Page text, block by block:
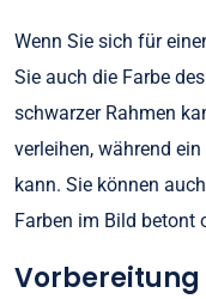
Wenn Sie sich für
Sie auch die Farbe
schwarzer Rahmen
verleihen, während
kann. Sie können
Farben im Bild betont
Vorbereitung